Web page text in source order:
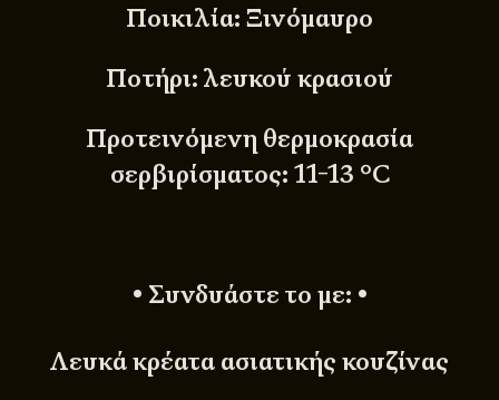
Ποικιλία: Ξινόμαυρο
Ποτήρι: λευκού κρασιού
Προτεινόμενη θερμοκρασία
σερβιρίσματος: 11-13 °C
• Συνδυάστε το με: •
Λευκά κρέατα ασιατικής κουζίνας